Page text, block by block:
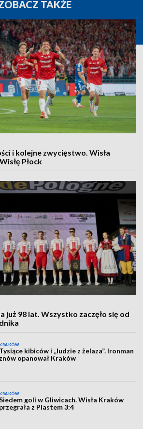
TAKŻE
i kolejne zwycięstwo. Wisła
Płock
już 98 lat. Wszystko zaczęło się od
Tysiące kibiców i „ludzie z żelaza”. Ironman
znów opanował Kraków
goli w Gliwicach. Wisła Kraków
przegrała z Piastem 3:4